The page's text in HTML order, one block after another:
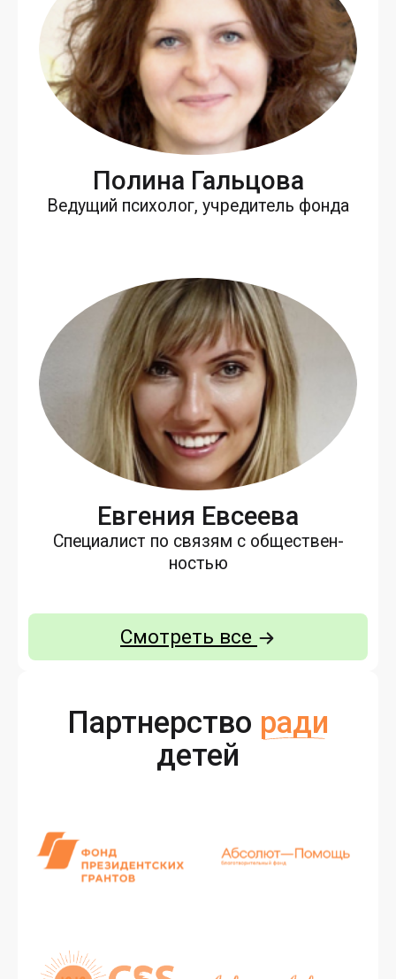
По­лина Галь­цо­ва
Ве­дущий пси­холог, уч­ре­дитель фон­да
Ев­ге­ния Ев­се­ева
Спе­ци­алист по свя­зям с об­щес­твен­
ностью
Смотреть все
Партнерство ради
детей